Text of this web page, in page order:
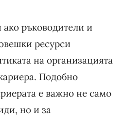
ръководители и
ресурси
на организацията
Подобно
е важно не само
но и за